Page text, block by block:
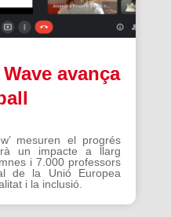
avança
mesuren el progrés
un impacte a llarg
i 7.000 professors
de la Unió Europea
i la inclusió.